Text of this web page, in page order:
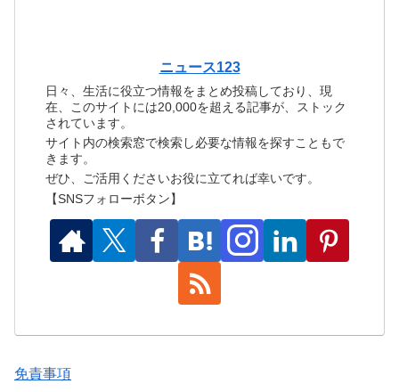
ニュース123
日々、生活に役立つ情報をまとめ投稿しており、現
在、このサイトには20,000を超える記事が、ストック
されています。
サイト内の検索窓で検索し必要な情報を探すこともで
きます。
ぜひ、ご活用くださいお役に立てれば幸いです。
【SNSフォローボタン】
免責事項